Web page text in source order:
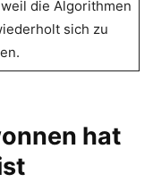
die Algorithmen
sich zu
hat